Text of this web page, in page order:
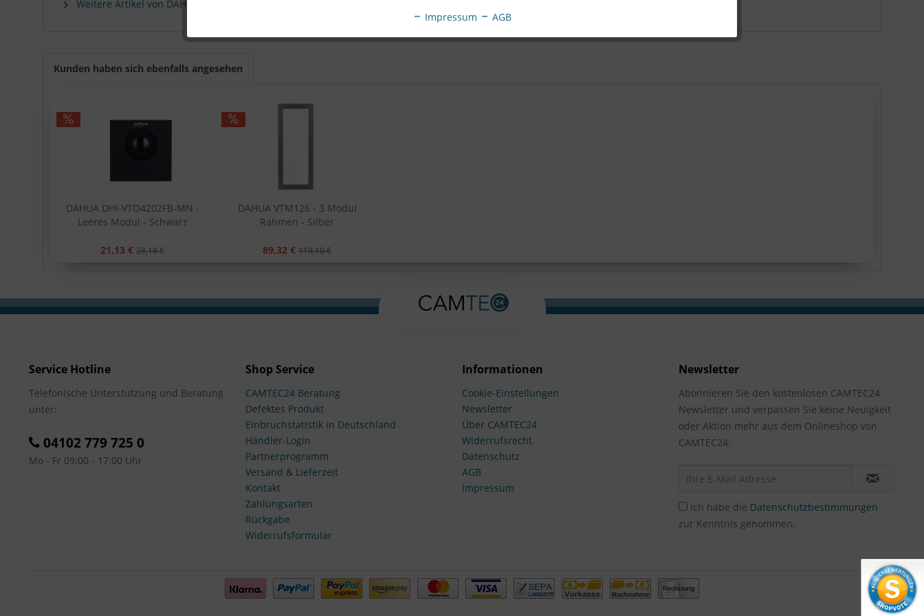
Weitere Artikel von DAHUA
Kunden haben sich ebenfalls angesehen
DAHUA DHI-VTO4202FB-MN -
Leeres Modul - Schwarz
21,13 € 28,18 €
DAHUA VTM126 - 3 Modul
Rahmen - Silber
89,32 € 119,10 €
Service Hotline
Telefonische Unterstützung und Beratung
unter:
04102 779 725 0
Mo - Fr 09:00 - 17:00 Uhr
Shop Service
CAMTEC24 Beratung
Defektes Produkt
Einbruchstatistik in Deutschland
Händler-Login
Partnerprogramm
Versand & Lieferzeit
Kontakt
Zahlungsarten
Rückgabe
Widerrufsformular
Informationen
Cookie-Einstellungen
Newsletter
Über CAMTEC24
Widerrufsrecht
Datenschutz
AGB
Impressum
Newsletter
Abonnieren Sie den kostenlosen CAMTEC24
Newsletter und verpassen Sie keine Neuigkeit
oder Aktion mehr aus dem Onlineshop von
CAMTEC24.
Ich habe die Datenschutzbestimmungen
zur Kenntnis genommen.
Impressum AGB